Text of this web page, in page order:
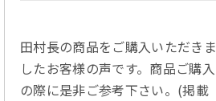
田村長の商品をご購入いただきま
したお客様の声です。商品ご購入
の際に是非ご参考下さい。(掲載